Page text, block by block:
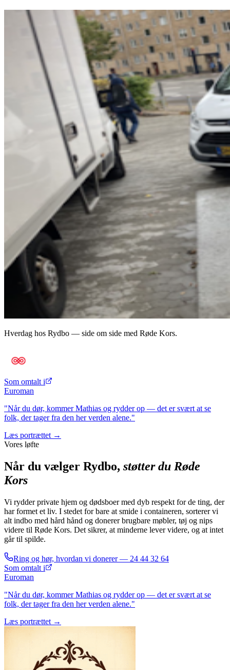
Hverdag hos Rydbo — side om side med Røde Kors.
Som omtalt i
Euroman
"Når du dør, kommer Mathias og rydder op — det er svært at se
folk, der tager fra den her verden alene."
Læs portrættet →
Vores løfte
Når du vælger Rydbo, støtter du Røde
Kors
Vi rydder private hjem og dødsboer med dyb respekt for de ting, der
har formet et liv. I stedet for bare at smide i containeren, sorterer vi
alt indbo med hård hånd og donerer brugbare møbler, tøj og nips
videre til Røde Kors. Det sikrer, at minderne lever videre, og at intet
går til spilde.
Ring og hør, hvordan vi donerer — 24 44 32 64
Som omtalt i
Euroman
"Når du dør, kommer Mathias og rydder op — det er svært at se
folk, der tager fra den her verden alene."
Læs portrættet →